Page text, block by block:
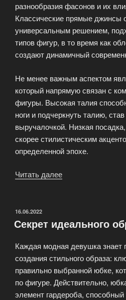
разнообразия фасонов и их
Классические прямые джинсы
универсальным решением,
типов фигур, в то время как
создают динамичный
Не менее важным аспектом
который напрямую связан с
фигуры. Высокая талия
ноги и подчеркнуть талию,
выручалочкой. Низкая
скорее стилистическим
определенной эпохе.
Читать далее
фасонам
посадкам»
ОПУБЛИКОВАНО
16.06.2022
Секрет идеального
Каждая модная девушка знает
создания стильного образа:
правильно выбранной юбке,
по фигуре. Действительно,
элемент гардероба, способный